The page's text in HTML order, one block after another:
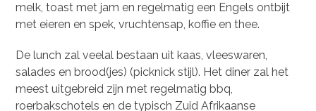
melk, toast met jam en regelmatig een Engels ontbijt
met eieren en spek, vruchtensap, koffie en thee.
De lunch zal veelal bestaan uit kaas, vleeswaren,
salades en brood(jes) (picknick stijl). Het diner zal het
meest uitgebreid zijn met regelmatig bbq,
roerbakschotels en de typisch Zuid Afrikaanse